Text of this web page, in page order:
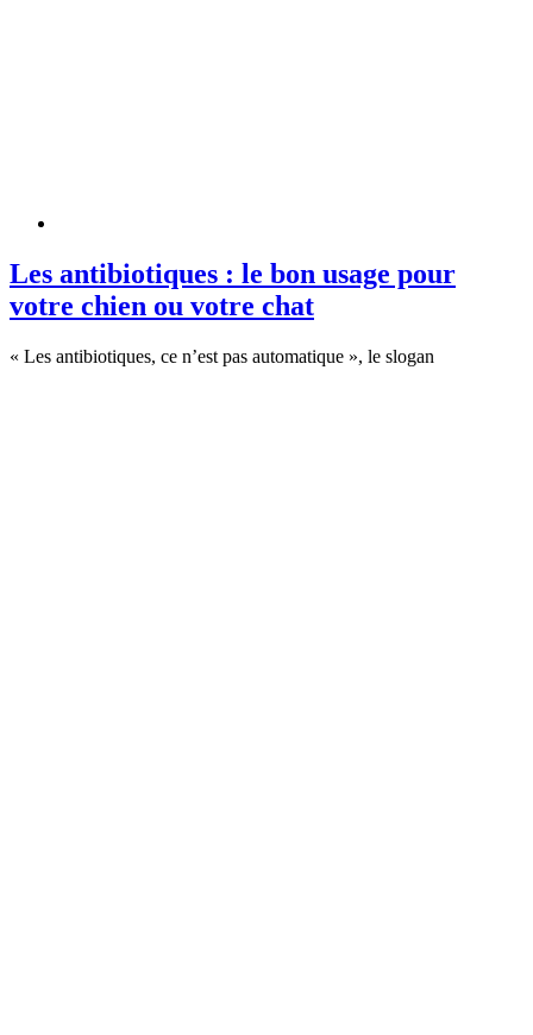
Les antibiotiques : le bon usage pour
votre chien ou votre chat
« Les antibiotiques, ce n’est pas automatique », le slogan